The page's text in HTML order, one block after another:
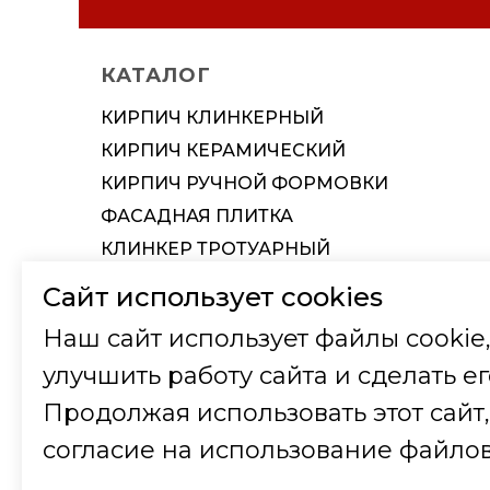
Наименование организации
Вид деятельности
Юридический адрес
Почтовый и Фактический адрес
Телефон
e-mail
Ф.И.О. Директора
Телефон
Банковские реквизиты
Наименование банка
Наименование организации
Вид деятельности
ИНН
КПП
Фактический и почтовый адрес
Телефон
Ф.И.О. Директора (на основании Устава)
Телефон
ОГРН
ОКПО
КАТАЛОГ
КИРПИЧ КЛИНКЕРНЫЙ
КИРПИЧ КЕРАМИЧЕСКИЙ
КИРПИЧ РУЧНОЙ ФОРМОВКИ
ФАСАДНАЯ ПЛИТКА
КЛИНКЕР ТРОТУАРНЫЙ
КЕРАМИЧЕСКАЯ ЧЕРЕПИЦА
КЕРАМИЧЕСКИЕ БЛОКИ
ТЕРМОПАНЕЛЬ
ФАСАДНЫЕ СИСТЕМЫ
ИСКУССТВЕННЫЙ КАМЕНЬ
ПЛИТКА И СТУПЕНИ
Сайт использует cookies
Наш сайт использует файлы
улучшить работу сайта и сделать
Продолжая использовать этот
согласие на использование